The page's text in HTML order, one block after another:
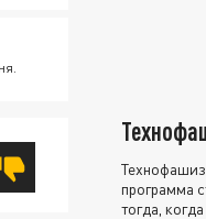
программа
тогда,